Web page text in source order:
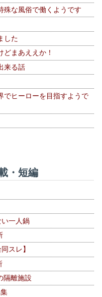
殊な風俗で働くようです
した
どまあええか！
来る話
でヒーローを目指すようで
・短編
い一人鍋
スレ】
隔離施設